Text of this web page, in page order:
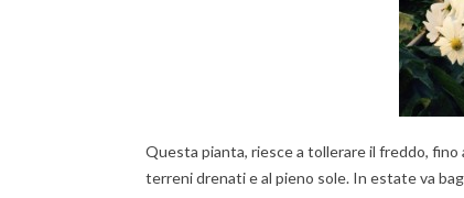
Questa pianta, riesce a tollerare il freddo,
terreni drenati e al pieno sole. In estate va